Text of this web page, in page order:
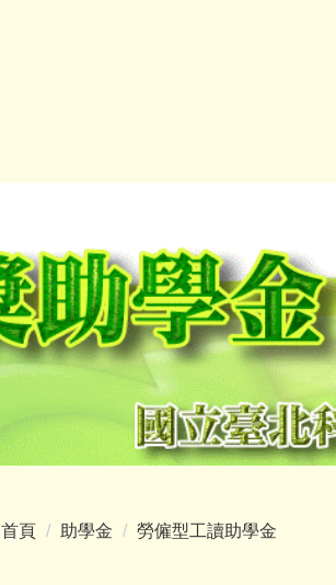
首頁 助學金 勞僱型工讀助學金